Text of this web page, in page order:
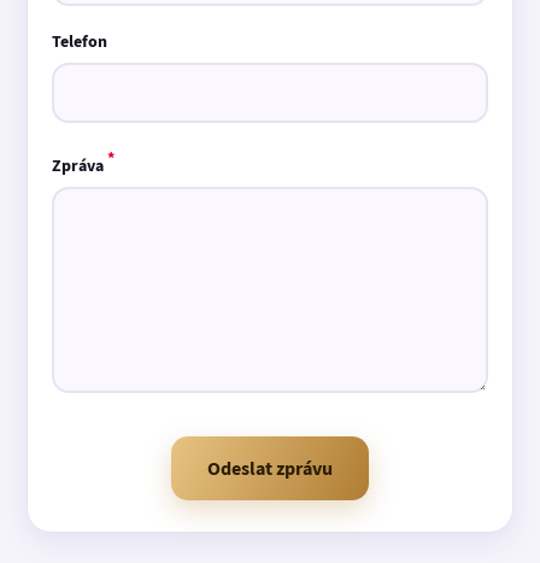
Telefon
Zpráva*
Odeslat zprávu